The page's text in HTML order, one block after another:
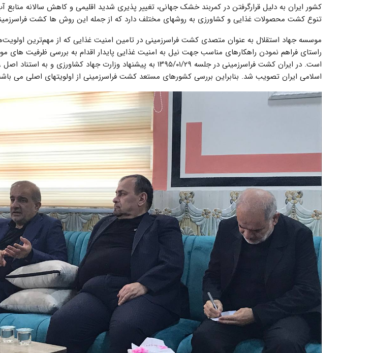
کشور ایران به دلیل قرارگرفتن در کمربند خشک جهانی، تغییر پذیری شدید اقلیمی و کاهش سالانه منابع
تنوع کشت محصولات غذایی و کشاورزی به روش­های مختلف دارد که از جمله این روش ها کشت
موسسه جهاد استقلال به عنوان متصدی کشت فراسرزمینی در تامین امنیت غذایی که از مهم‌ترین
راستای فراهم نمودن راهکارهای مناسب جهت نیل به امنیت غذایی پایدار اقدام به بررسی ظرفیت های
اسلامی ایران تصویب شد. بنابراین بررسی کشورهای مستعد کشت فراسرزمینی از اولویت­های اصلی می